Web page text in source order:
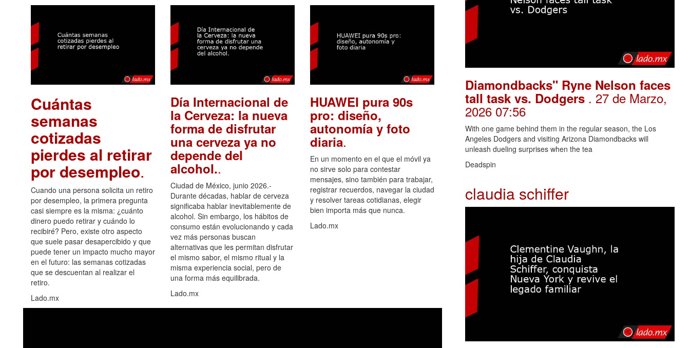
Cuántas
semanas
cotizadas
pierdes al retirar
por desempleo.
Cuando una persona solicita un retiro
por desempleo, la primera pregunta
casi siempre es la misma: ¿cuánto
dinero puedo retirar y cuándo lo
recibiré? Pero, existe otro aspecto
que suele pasar desapercibido y que
puede tener un impacto mucho mayor
en el futuro: las semanas cotizadas
que se descuentan al realizar el
retiro.
Lado.mx
Día Internacional de
la Cerveza: la nueva
forma de disfrutar
una cerveza ya no
depende del
alcohol..
Ciudad de México, junio 2026.-
Durante décadas, hablar de cerveza
significaba hablar inevitablemente de
alcohol. Sin embargo, los hábitos de
consumo están evolucionando y cada
vez más personas buscan
alternativas que les permitan disfrutar
el mismo sabor, el mismo ritual y la
misma experiencia social, pero de
una forma más equilibrada.
Lado.mx
HUAWEI pura 90s
pro: diseño,
autonomía y foto
diaria.
En un momento en el que el móvil ya
no sirve solo para contestar
mensajes, sino también para trabajar,
registrar recuerdos, navegar la ciudad
y resolver tareas cotidianas, elegir
bien importa más que nunca.
Lado.mx
Diamondbacks" Ryne Nelson faces
tall task vs. Dodgers . 27 de Marzo,
2026 07:56
With one game behind them in the regular season, the Los
Angeles Dodgers and visiting Arizona Diamondbacks will
unleash dueling surprises when the tea
Deadspin
claudia schiffer